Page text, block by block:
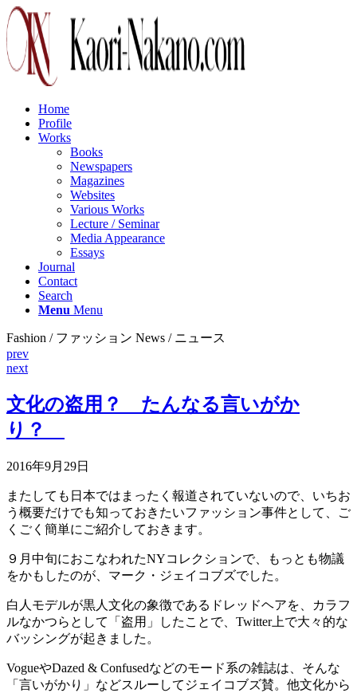
Home
Profile
Works
Books
Newspapers
Magazines
Websites
Various Works
Lecture / Seminar
Media Appearance
Essays
Journal
Contact
Search
Menu Menu
Fashion / ファッション News / ニュース
prev
next
文化の盗用？ たんなる言いがか
り？
2016年9月29日
またしても日本ではまったく報道されていないので、いちお
う概要だけでも知っておきたいファッション事件として、ご
くごく簡単にご紹介しておきます。
９月中旬におこなわれたNYコレクションで、もっとも物議
をかもしたのが、マーク・ジェイコブズでした。
白人モデルが黒人文化の象徴であるドレッドヘアを、カラフ
ルなかつらとして「盗用」したことで、Twitter上で大々的な
バッシングが起きました。
VogueやDazed & Confusedなどのモード系の雑誌は、そんな
「言いがかり」などスルーしてジェイコブズ賛。他文化から